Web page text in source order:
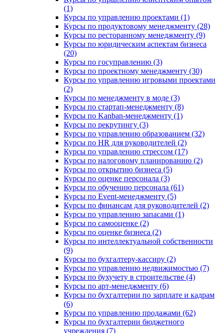
(1)
Курсы по управлению проектами (1)
Курсы по продуктовому менеджменту (28)
Курсы по ресторанному менеджменту (9)
Курсы по юридическим аспектам бизнеса
(20)
Курсы по госуправлению (3)
Курсы по проектному менеджменту (30)
Курсы по управлению игровыми проектами
(2)
Курсы по менеджменту в моде (3)
Курсы по стартап-менеджменту (8)
Курсы по Kanban-менеджменту (1)
Курсы по рекрутингу (3)
Курсы по управлению образованием (32)
Курсы по HR для руководителей (2)
Курсы по управлению стрессом (17)
Курсы по налоговому планированию (2)
Курсы по открытию бизнеса (5)
Курсы по оценке персонала (3)
Курсы по обучению персонала (61)
Курсы по Event-менеджменту (5)
Курсы по финансам для руководителей (2)
Курсы по управлению запасами (1)
Курсы по самооценке (2)
Курсы по оценке бизнеса (2)
Курсы по интеллектуальной собственности
(9)
Курсы по бухгалтеру-кассиру (2)
Курсы по управлению недвижимостью (7)
Курсы по бухучету в строительстве (4)
Курсы по арт-менеджменту (6)
Курсы по бухгалтерии по зарплате и кадрам
(6)
Курсы по управлению продажами (62)
Курсы по бухгалтерии бюджетного
учреждения (7)